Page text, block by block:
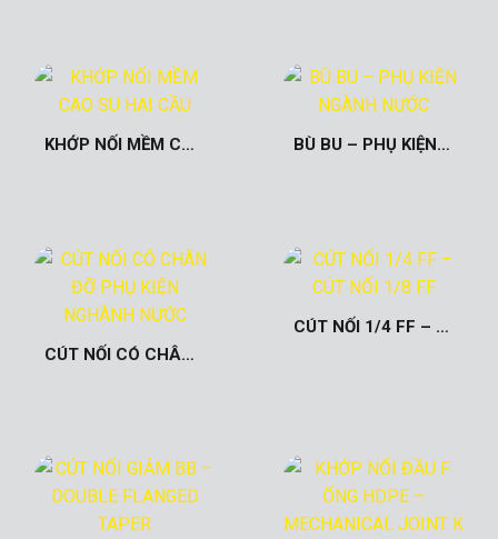
KHỚP NỐI MỀM CAO SU HAI CẦU BÙ BU – PHỤ KIỆN NGÀNH NƯỚC
CÚT NỐI CÓ CHÂN ĐỠ PHỤ KIỆN NGHÀNH NƯỚC
CÚT NỐI 1/4 FF – CÚT NỐI 1/8 FF